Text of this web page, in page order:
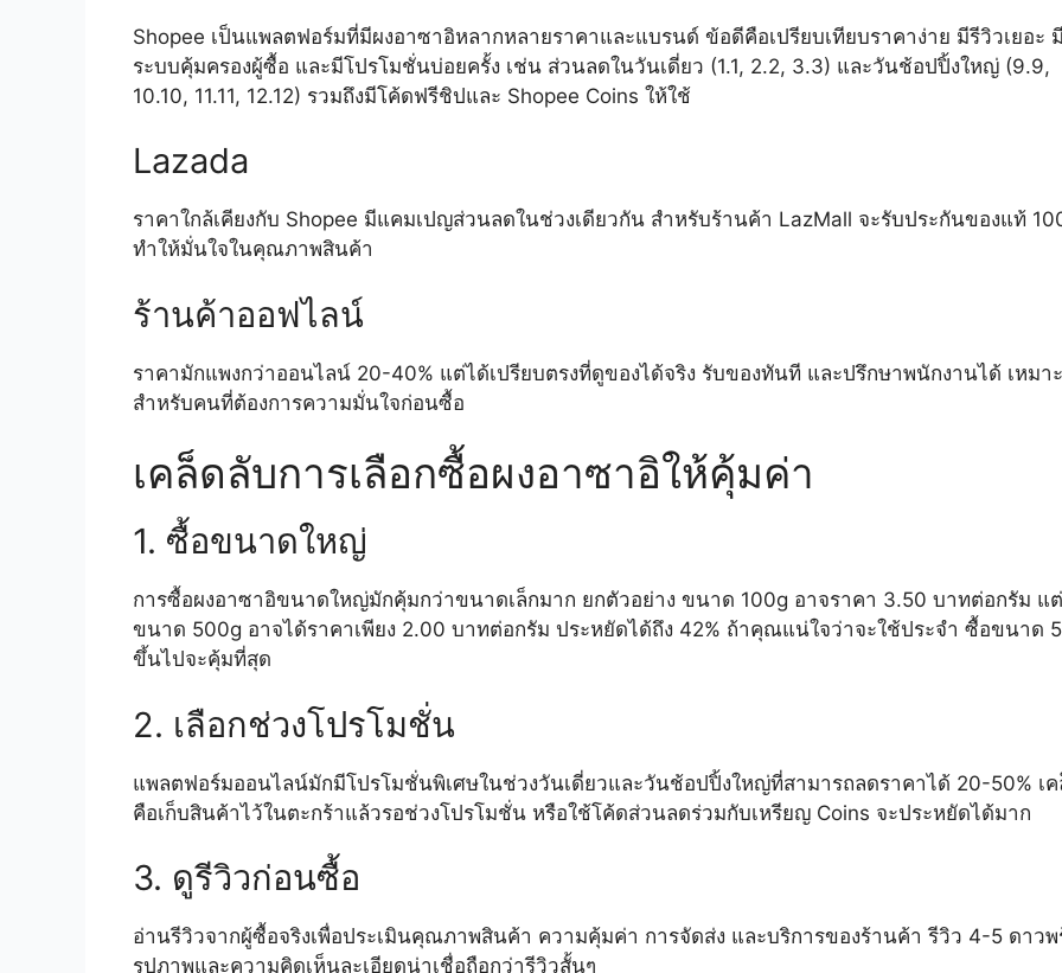
Shopee เป็นแพลตฟอร์มที่มีผงอาซาอิหลากหลายราคาและแบรนด์ ข้อดีคือเปรียบเทียบราคาง่าย มีรีวิวเยอะ
ระบบคุ้มครองผู้ซื้อ และมีโปรโมชั่นบ่อยครั้ง เช่น ส่วนลดในวันเดี่ยว (1.1, 2.2, 3.3) และวันช้อปปิ้งใหญ่ (9.9,
10.10, 11.11, 12.12) รวมถึงมีโค้ดฟรีชิปและ Shopee Coins ให้ใช้
Lazada
ราคาใกล้เคียงกับ Shopee มีแคมเปญส่วนลดในช่วงเดียวกัน สำหรับร้านค้า LazMall จะรับประกันของแท้
ทำให้มั่นใจในคุณภาพสินค้า
ร้านค้าออฟไลน์
ราคามักแพงกว่าออนไลน์ 20-40% แต่ได้เปรียบตรงที่ดูของได้จริง รับของทันที และปรึกษาพนักงานได้ เหมาะ
สำหรับคนที่ต้องการความมั่นใจก่อนซื้อ
เคล็ดลับการเลือกซื้อผงอาซาอิให้คุ้มค่า
1. ซื้อขนาดใหญ่
การซื้อผงอาซาอิขนาดใหญ่มักคุ้มกว่าขนาดเล็กมาก ยกตัวอย่าง ขนาด 100g อาจราคา 3.50 บาทต่อกรัม แต่
ขนาด 500g อาจได้ราคาเพียง 2.00 บาทต่อกรัม ประหยัดได้ถึง 42% ถ้าคุณแน่ใจว่าจะใช้ประจำ ซื้อขนาด
ขึ้นไปจะคุ้มที่สุด
2. เลือกช่วงโปรโมชั่น
แพลตฟอร์มออนไลน์มักมีโปรโมชั่นพิเศษในช่วงวันเดี่ยวและวันช้อปปิ้งใหญ่ที่สามารถลดราคาได้ 20-50% เ
คือเก็บสินค้าไว้ในตะกร้าแล้วรอช่วงโปรโมชั่น หรือใช้โค้ดส่วนลดร่วมกับเหรียญ Coins จะประหยัดได้มาก
3. ดูรีวิวก่อนซื้อ
อ่านรีวิวจากผู้ซื้อจริงเพื่อประเมินคุณภาพสินค้า ความคุ้มค่า การจัดส่ง และบริการของร้านค้า รีวิว 4-5 ดาว
รูปภาพและความคิดเห็นละเอียดน่าเชื่อถือกว่ารีวิวสั้นๆ